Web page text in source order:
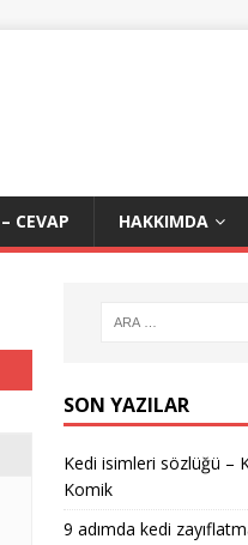
CEVAP HAKKIMDA
SON YAZILAR
Kedi isimleri sözlüğü –
Komik
9 adımda kedi